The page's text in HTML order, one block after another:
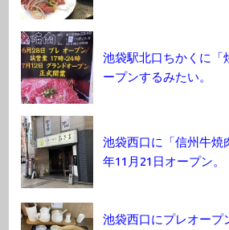
池袋駅北口ちかくに「
ープンするみたい。
池袋西口に「信州牛焼
年11月21日オープン。
池袋西口にプレオープ